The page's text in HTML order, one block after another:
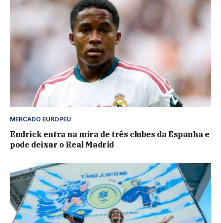
MERCADO EUROPEU
Endrick entra na mira de três clubes da Espanha e
pode deixar o Real Madrid